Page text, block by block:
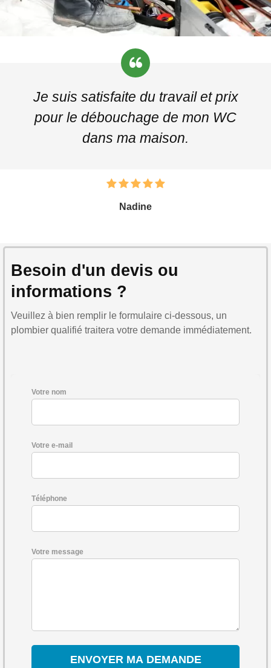
Je suis satisfaite du travail et prix
pour le débouchage de mon WC
dans ma maison.
Nadine
Besoin d'un devis ou
informations ?
Veuillez à bien remplir le formulaire ci-dessous, un
plombier qualifié traitera votre demande immédiatement.
Votre nom
Votre e-mail
Téléphone
Votre message